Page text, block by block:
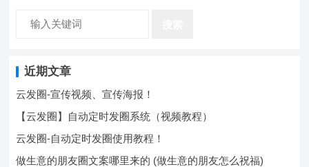
近期文章
云发圈-宣传视频、宣传海报！
【云发圈】自动定时发圈系统（视频教程）
云发圈-自动定时发圈使用教程！
做生意的朋友圈文案哪里来的 (做生意的朋友怎么祝福)